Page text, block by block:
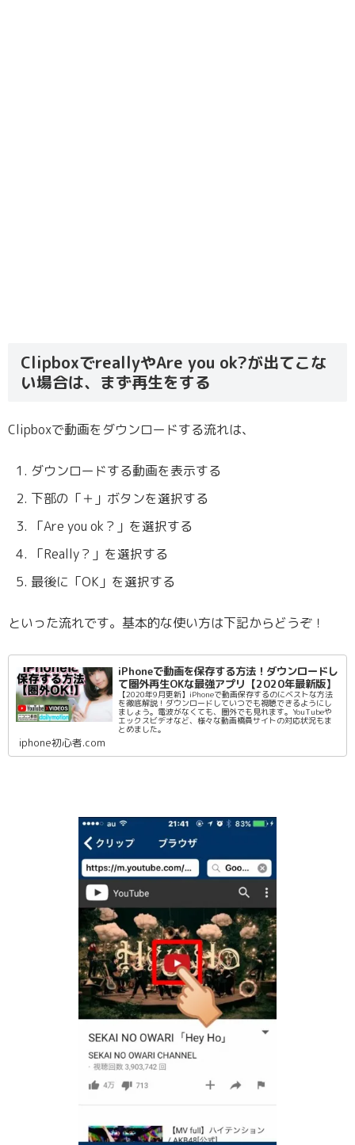
ClipboxでreallyやAre you ok?が出てこな
い場合は、まず再生をする
Clipboxで動画をダウンロードする流れは、
ダウンロードする動画を表示する
下部の「＋」ボタンを選択する
「Are you ok？」を選択する
「Really？」を選択する
最後に「OK」を選択する
といった流れです。基本的な使い方は下記からどうぞ！
iPhoneで動画を保存する方法！ダウンロードし
て圏外再生OKな最強アプリ【2020年最新版】
【2020年9月更新】iPhoneで動画保存するのにベストな方法
を徹底解説！ダウンロードしていつでも視聴できるようにし
ましょう。電波がなくても、圏外でも見れます。YouTubeや
エックスビデオなど、様々な動画橋員サイトの対応状況もま
とめました。
iphone初心者.com